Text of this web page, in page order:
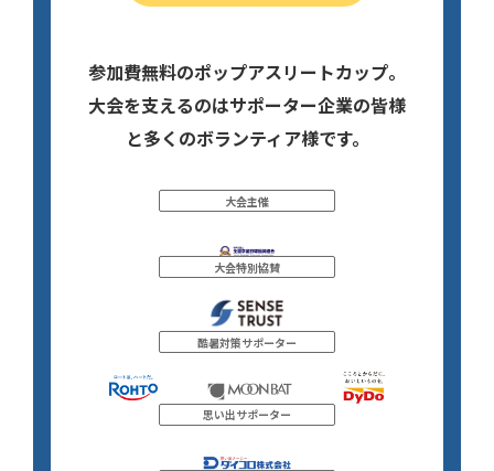
参加費無料のポップアスリートカップ。
大会を支えるのはサポーター企業の皆様
と多くのボランティア様です。
大会主催
大会特別協賛
酷暑対策サポーター
思い出サポーター